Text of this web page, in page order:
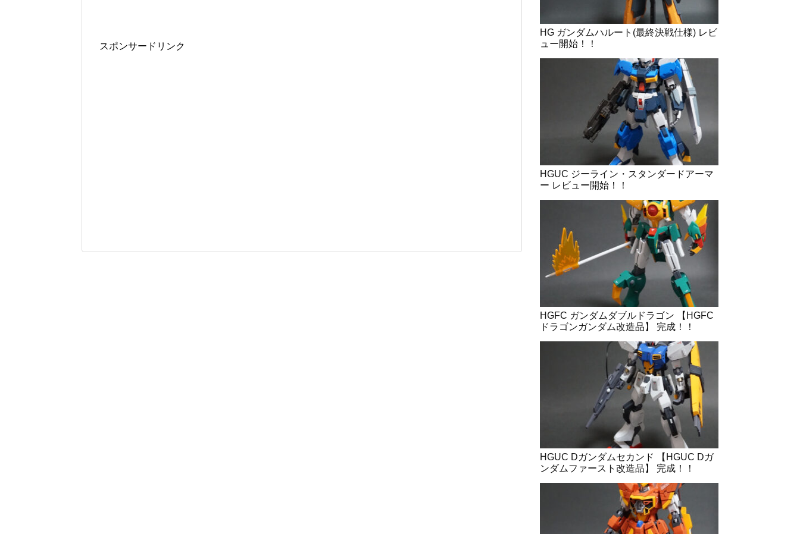
スポンサードリンク
HG ガンダムハルート(最終決戦仕様) レビ
ュー開始！！
HGUC ジーライン・スタンダードアーマ
ー レビュー開始！！
HGFC ガンダムダブルドラゴン 【HGFC
ドラゴンガンダム改造品】 完成！！
HGUC Dガンダムセカンド 【HGUC Dガ
ンダムファースト改造品】 完成！！